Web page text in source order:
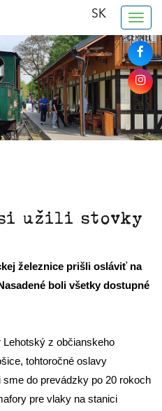
SK
si užili stovky
železnice prišli osláviť na
boli všetky dostupné
z občianskeho
tohtoročné oslavy
do prevádzky po 20 rokoch
pre vlaky na stanici